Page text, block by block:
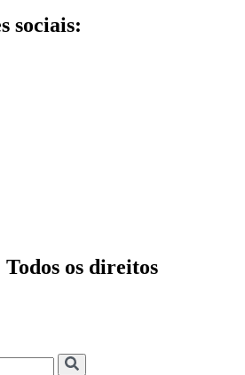
sociais:
os direitos